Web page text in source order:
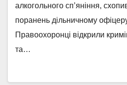
алкогольного сп’яніння,
поранень дільничному офіцеру
Правоохоронці відкрили
та…